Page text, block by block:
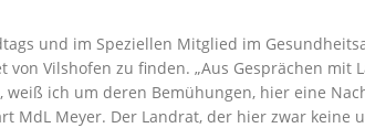
und im Speziellen Mitglied im
Vilshofen zu finden. „Aus Gesprächen
ich um deren Bemühungen, hier eine
MdL Meyer. Der Landrat, der hier zwar